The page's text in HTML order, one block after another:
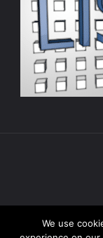
We use